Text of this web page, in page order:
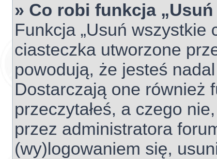
» Co robi funkcja
Funkcja „Usuń wszystkie
ciasteczka utworzone
powodują, że jesteś
Dostarczają one również
przeczytałeś, a czego
przez administratora
(wy)logowaniem się,